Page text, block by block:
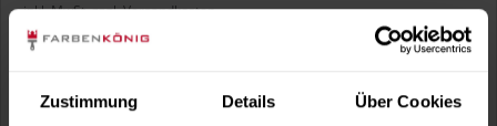
Zustimmung Details Über Cookies
inkl. MwSt.zzgl. Versandkosten
Sofort versandfertig, Lieferzeit ca. 1-3 Arbeitstage